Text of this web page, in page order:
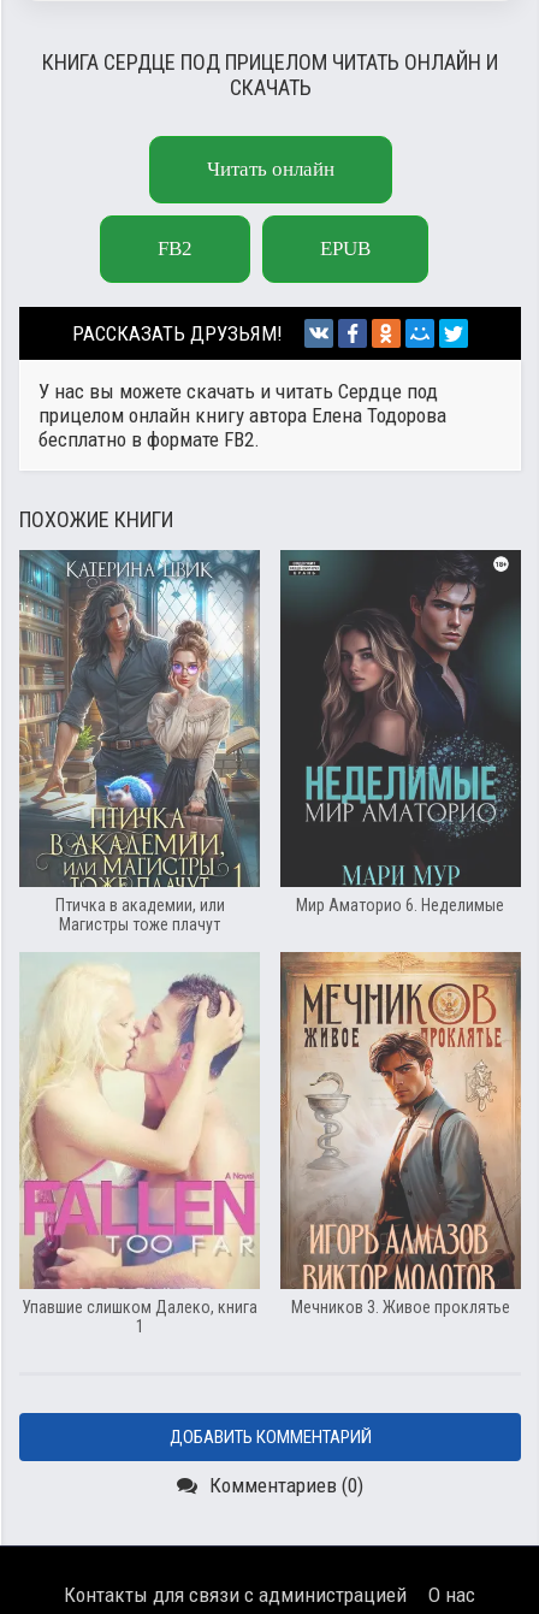
КНИГА СЕРДЦЕ ПОД ПРИЦЕЛОМ ЧИТАТЬ ОНЛАЙН И
СКАЧАТЬ
Читать онлайн
FB2 EPUB
РАССКАЗАТЬ ДРУЗЬЯМ!
У нас вы можете скачать и читать Сердце под
прицелом онлайн книгу автора Елена Тодорова
бесплатно в формате FB2.
ПОХОЖИЕ КНИГИ
Птичка в академии, или
Магистры тоже плачут
Мир Аматорио 6. Неделимые
Упавшие слишком Далеко, книга
1
Мечников 3. Живое проклятье
ДОБАВИТЬ КОММЕНТАРИЙ
Комментариев (0)
Контакты для связи с администрацией О нас